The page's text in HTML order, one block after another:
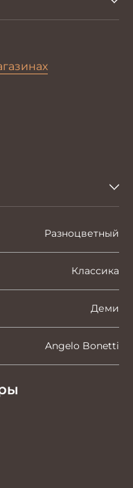
Разноцветный
Классика
Деми
Angelo Bonetti